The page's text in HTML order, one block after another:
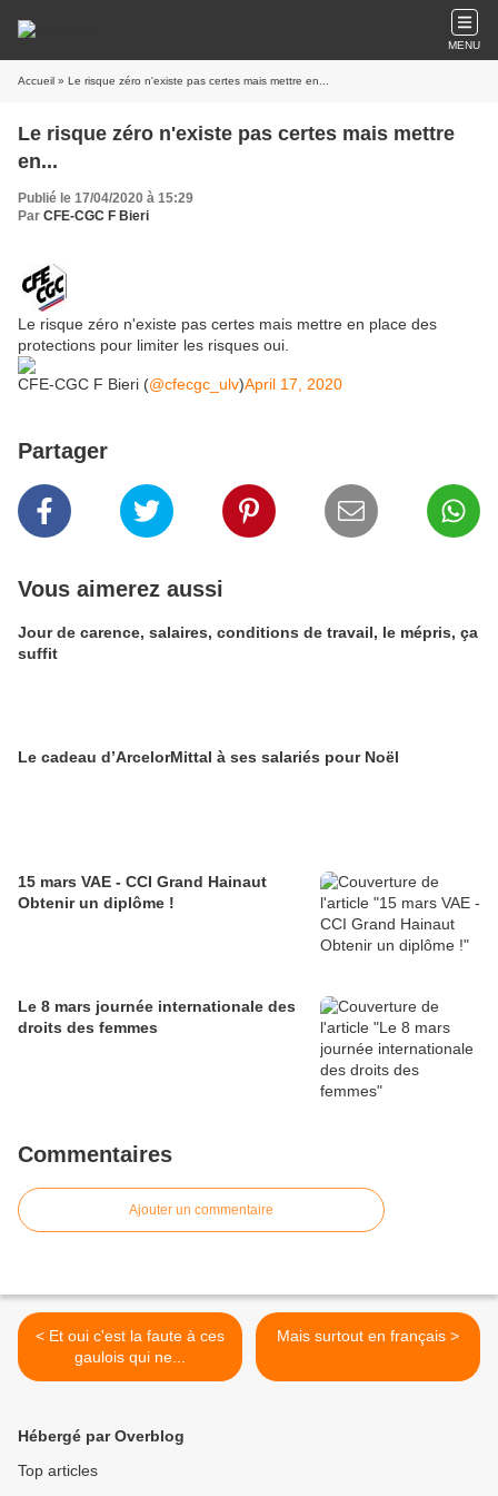
MENU
Accueil » Le risque zéro n'existe pas certes mais mettre en...
Le risque zéro n'existe pas certes mais mettre
en...
Publié le 17/04/2020 à 15:29
Par CFE-CGC F Bieri
Le risque zéro n'existe pas certes mais mettre en place des
protections pour limiter les risques oui.
CFE-CGC F Bieri (@cfecgc_ulv)April 17, 2020
Partager
Vous aimerez aussi
Jour de carence, salaires, conditions de travail, le mépris, ça
suffit
Le cadeau d’ArcelorMittal à ses salariés pour Noël
15 mars VAE - CCI Grand Hainaut
Obtenir un diplôme !
Le 8 mars journée internationale des
droits des femmes
Commentaires
Ajouter un commentaire
< Et oui c'est la faute à ces
gaulois qui ne...
Mais surtout en français >
Hébergé par Overblog
Top articles